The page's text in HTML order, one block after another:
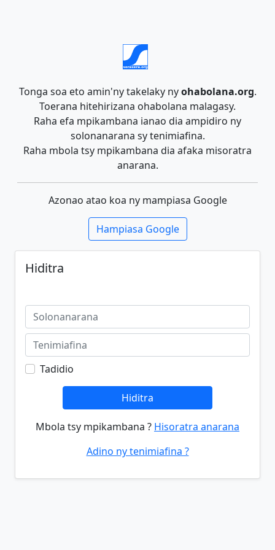
Tonga soa eto amin'ny takelaky nyohabolana.org.
Toerana hitehirizana ohabolana malagasy.
Raha efa mpikambana ianao dia ampidiro ny
solonanarana sy tenimiafina.
Raha mbola tsy mpikambana dia afaka misoratra
anarana.
Azonao atao koa ny mampiasa Google
Hampiasa Google
Hiditra
Tadidio
Hiditra
Mbola tsy mpikambana ? Hisoratra anarana
Adino ny tenimiafina ?